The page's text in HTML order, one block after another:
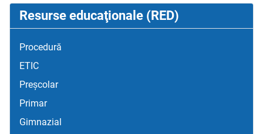
Resurse educaţionale (RED)
Procedură
ETIC
Preșcolar
Primar
Gimnazial